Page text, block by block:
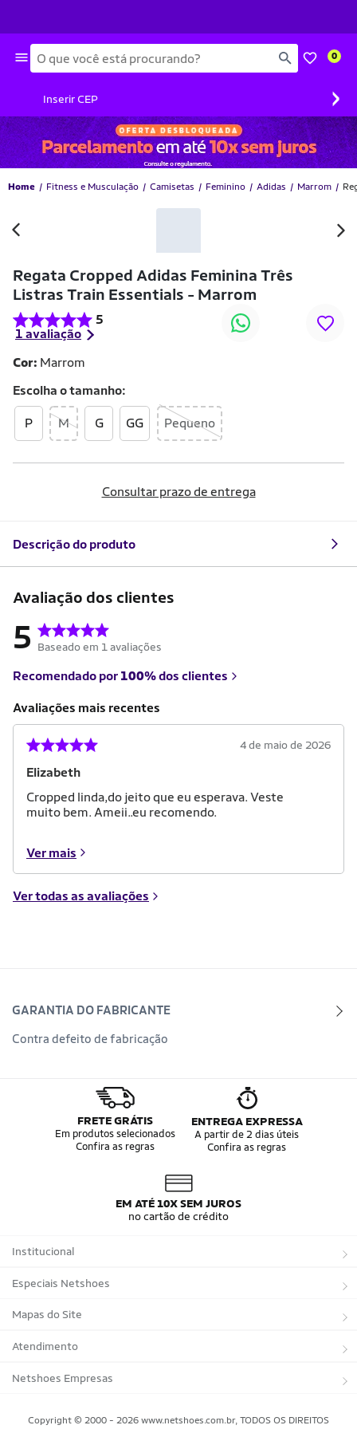
Busca 0
Inserir CEP ›
Home Fitness e Musculação Camisetas Feminino Adidas Marrom
Regata Cropped Adidas Feminina Três
Listras Train Essentials - Marrom
5
1 avaliação
-26% OFF
Cor: Marrom
Escolha otamanho
P M G GG Pequeno
Consultar prazo de entrega
Descrição do produto
Avaliação dos clientes
5 Baseado em 1 avaliações
Recomendado por 100%dos clientes
Avaliações mais recentes
Elizabeth
4 de maio de 2026
Cropped linda,do jeito que eu esperava. Veste
muito bem. Ameii..eu recomendo.
Ver mais
Ver todas as avaliações
GARANTIA DO FABRICANTE
Contra defeito de fabricação
FRETE GRÁTIS
Em produtos selecionados
Confira as regras
ENTREGA EXPRESSA
A partir de 2 dias úteis
Confira as regras
EM ATÉ 10X SEM JUROS
no cartão de crédito
Institucional
Sobre a Netshoes
Política de Privacidade
Programa de Afiliados
Regulamentos
Especiais Netshoes
Suplementos
Corrida
Bicicletas
Mapas do Site
Marcas
Tipos de Produtos
Atendimento
Trocas e devoluções
Netshoes Empresas
Copyright © 2000 - 2026 www.netshoes.com.br, TODOS OS DIREITOS